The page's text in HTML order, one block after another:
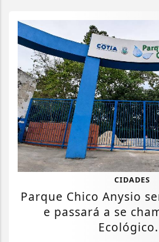
CIDADES
Parque Chico Anysio
e passará a se